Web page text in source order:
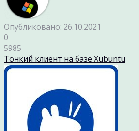
Опубликовано: 26.10.2021
0
5985
Тонкий клиент на базе Xubuntu